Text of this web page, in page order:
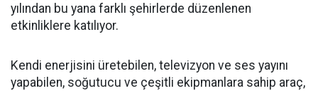
yılından bu yana farklı şehirlerde düzenlenen
etkinliklere katılıyor.
Kendi enerjisini üretebilen, televizyon ve ses yayını
yapabilen, soğutucu ve çeşitli ekipmanlara sahip araç,